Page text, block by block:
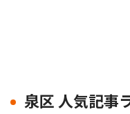
泉区 人気記事